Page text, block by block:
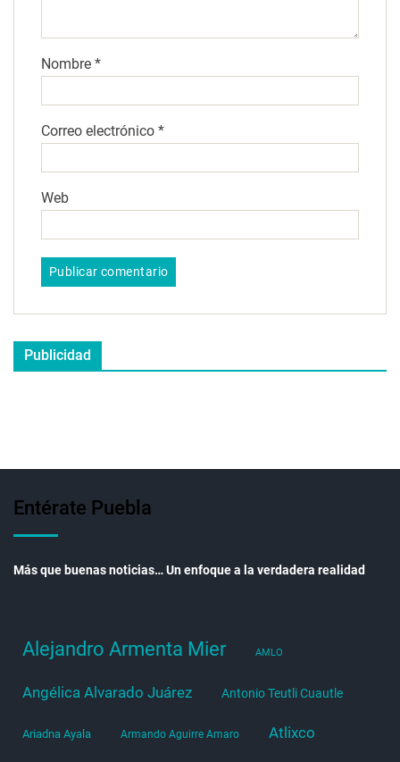
Nombre *
Correo electrónico *
Web
Publicidad
Entérate Puebla
Más que buenas noticias… Un enfoque a la verdadera realidad
Alejandro Armenta Mier AMLO
Angélica Alvarado Juárez Antonio Teutli Cuautle
Ariadna Ayala Armando Aguirre Amaro Atlixco